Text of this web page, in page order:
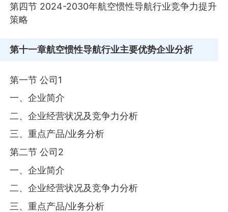
第四节 2024-2030年航空惯性导航行业竞争力提升
策略
第十一章航空惯性导航行业主要优势企业分析
第一节 公司1
一、企业简介
二、企业经营状况及竞争力分析
三、重点产品/业务分析
第二节 公司2
一、企业简介
二、企业经营状况及竞争力分析
三、重点产品/业务分析